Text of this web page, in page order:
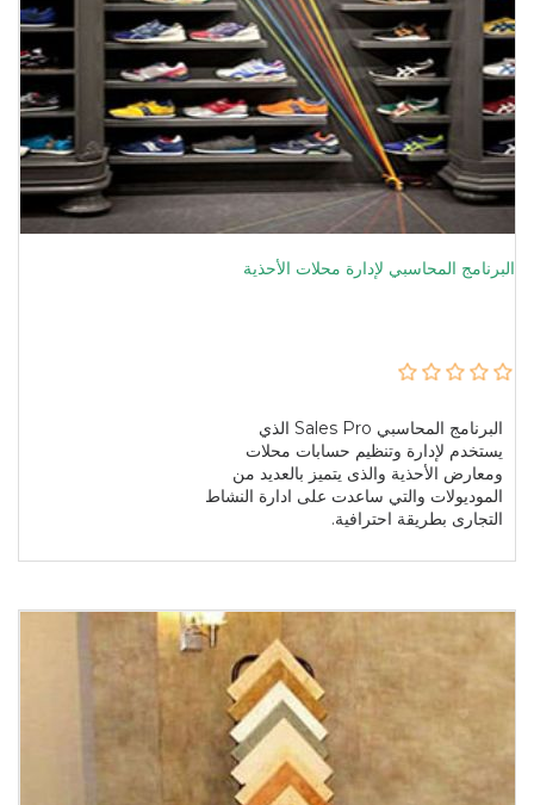
البرنامج المحاسبي لإدارة محلات الأحذية
البرنامج المحاسبي Sales Pro الذي
يستخدم لإدارة وتنظيم حسابات محلات
ومعارض الأحذية والذى يتميز بالعديد من
الموديولات والتي ساعدت على ادارة النشاط
التجارى بطريقة احترافية.